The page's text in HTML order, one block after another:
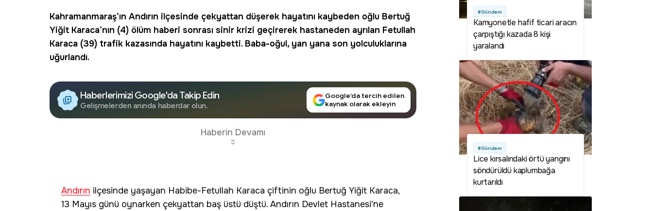
Kahramanmaraş’ın Andırın ilçesinde çekyattan düşerek hayatını kaybeden oğlu Bertuğ
Yiğit Karaca’nın (4) ölüm haberi sonrası sinir krizi geçirerek hastaneden ayrılan Fetullah
Karaca (39) trafik kazasında hayatını kaybetti. Baba-oğul, yan yana son yolculuklarına
uğurlandı.
Haberlerimizi Google'da Takip Edin
Gelişmelerden anında haberdar olun.
Google’da tercih edilen
kaynak olarak ekleyin
Haberin Devamı
Andırın ilçesinde yaşayan Habibe-Fetullah Karaca çiftinin oğlu Bertuğ Yiğit Karaca,
13 Mayıs günü oynarken çekyattan baş üstü düştü. Andırın Devlet Hastanesi’ne
#Gündem
Kamyonetle hafif ticari aracın
çarpıştığı kazada 8 kişi
yaralandı
#Gündem
Lice kırsalındaki örtü yangını
söndürüldü kaplumbağa
kurtarıldı